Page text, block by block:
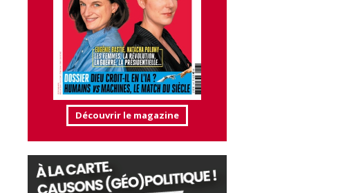
Découvrir le magazine